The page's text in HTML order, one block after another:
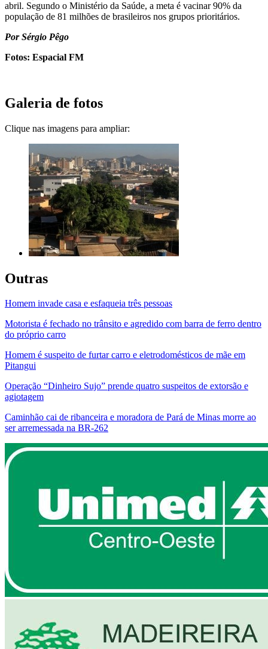
abril. Segundo o Ministério da Saúde, a meta é vacinar 90% da
população de 81 milhões de brasileiros nos grupos prioritários.
Por Sérgio Pêgo
Fotos: Espacial FM
Galeria de fotos
Clique nas imagens para ampliar:
Outras
Homem invade casa e esfaqueia três pessoas
Motorista é fechado no trânsito e agredido com barra de ferro dentro
do próprio carro
Homem é suspeito de furtar carro e eletrodomésticos de mãe em
Pitangui
Operação “Dinheiro Sujo” prende quatro suspeitos de extorsão e
agiotagem
Caminhão cai de ribanceira e moradora de Pará de Minas morre ao
ser arremessada na BR-262